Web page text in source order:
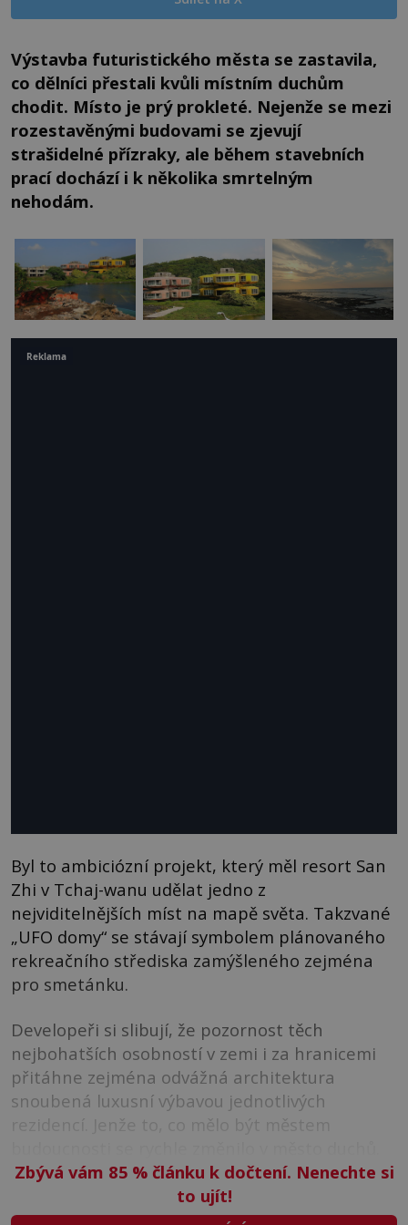
Výstavba futuristického města se zastavila,
co dělníci přestali kvůli místním duchům
chodit. Místo je prý prokleté. Nejenže se mezi
rozestavěnými budovami se zjevují
strašidelné přízraky, ale během stavebních
prací dochází i k několika smrtelným
nehodám.
Byl to ambiciózní projekt, který měl resort San
Zhi v Tchaj-wanu udělat jedno z
nejviditelnějších míst na mapě světa. Takzvané
„UFO domy“ se stávají symbolem plánovaného
rekreačního střediska zamýšleného zejména
pro smetánku.
Developeři si slibují, že pozornost těch
nejbohatších osobností v zemi i za hranicemi
přitáhne zejména odvážná architektura
snoubená luxusní výbavou jednotlivých
rezidencí. Jenže to, co mělo být městem
Zbývá vám 85 %článku k dočtení. Nenechte si
to ujít!
Reklama